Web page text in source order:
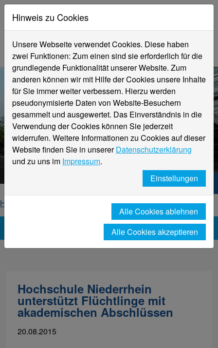
Aktuelle Meldungen
Hochschule Niederrhein
Hochschule Niederrhein. Dein Weg.
Home
News-Detailseite
Hochschule Niederrhein
unterstützt Flüchtlinge mit
akademischen Abschlüssen
20.08.2015
Hinweis zu Cookies
Unsere Webseite verwendet Cookies. Diese haben
zwei Funktionen: Zum einen sind sie erforderlich für die
grundlegende Funktionalität unserer Website. Zum
anderen können wir mit Hilfe der Cookies unsere Inhalte
für Sie immer weiter verbessern. Hierzu werden
pseudonymisierte Daten von Website-Besuchern
gesammelt und ausgewertet. Das Einverständnis in die
Verwendung der Cookies können Sie jederzeit
widerrufen. Weitere Informationen zu Cookies auf dieser
Website finden Sie in unsererDatenschutzerklärung
und zu uns im Impressum.
Einstellungen
Alle Cookies ablehnen
Alle Cookies akzeptieren